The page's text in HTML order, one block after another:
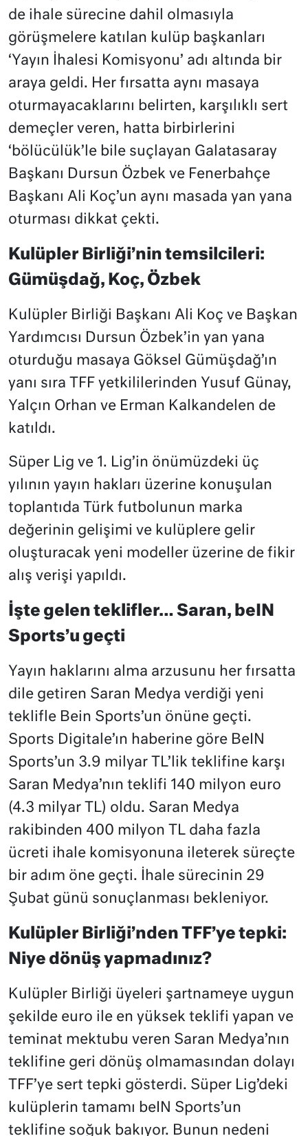
de ihale sürecine dahil olmasıyla
görüşmelere katılan kulüp başkanları
‘Yayın İhalesi Komisyonu’ adı altında bir
araya geldi. Her fırsatta aynı masaya
oturmayacaklarını belirten, karşılıklı sert
demeçler veren, hatta birbirlerini
‘bölücülük’le bile suçlayan Galatasaray
Başkanı Dursun Özbek ve Fenerbahçe
Başkanı Ali Koç’un aynı masada yan yana
oturması dikkat çekti.
Kulüpler Birliği’nin temsilcileri:
Gümüşdağ, Koç, Özbek
Kulüpler Birliği Başkanı Ali Koç ve Başkan
Yardımcısı Dursun Özbek’in yan yana
oturduğu masaya Göksel Gümüşdağ’ın
yanı sıra TFF yetkililerinden Yusuf Günay,
Yalçın Orhan ve Erman Kalkandelen de
katıldı.
Süper Lig ve 1. Lig’in önümüzdeki üç
yılının yayın hakları üzerine konuşulan
toplantıda Türk futbolunun marka
değerinin gelişimi ve kulüplere gelir
oluşturacak yeni modeller üzerine de fikir
alış verişi yapıldı.
İşte gelen teklifler… Saran, beIN
Sports’u geçti
Yayın haklarını alma arzusunu her fırsatta
dile getiren Saran Medya verdiği yeni
teklifle Bein Sports’un önüne geçti.
Sports Digitale’ın haberine göre BeIN
Sports’un 3.9 milyar TL’lik teklifine karşı
Saran Medya’nın teklifi 140 milyon euro
(4.3 milyar TL) oldu. Saran Medya
rakibinden 400 milyon TL daha fazla
ücreti ihale komisyonuna ileterek süreçte
bir adım öne geçti. İhale sürecinin 29
Şubat günü sonuçlanması bekleniyor.
Kulüpler Birliği’nden TFF’ye tepki:
Niye dönüş yapmadınız?
Kulüpler Birliği üyeleri şartnameye uygun
şekilde euro ile en yüksek teklifi yapan ve
teminat mektubu veren Saran Medya’nın
teklifine geri dönüş olmamasından dolayı
TFF’ye sert tepki gösterdi. Süper Lig’deki
kulüplerin tamamı beIN Sports’un
teklifine soğuk bakıyor. Bunun nedeni